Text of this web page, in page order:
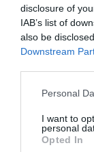
disclosure of
IAB’s list of
also be
Downstream
Personal
I want to
personal
Opted In
Otrzymuj
ekspertów i
Zapisz się do
Wyrażam
ochrony danych